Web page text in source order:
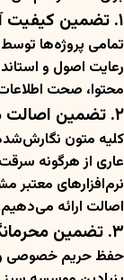
۱. تضمین کیفیت آکادمیک:
تمامی پروژه‌ها
رعایت اصول و
محتوا، صحت
۲. تضمین اصالت محتوا (Anti-Plagiarism):
کلیه متون
عاری از هرگونه
اصالت ارائه
۳. تضمین محرمانگی اطلاعات:
حفظ حریم خصوصی و